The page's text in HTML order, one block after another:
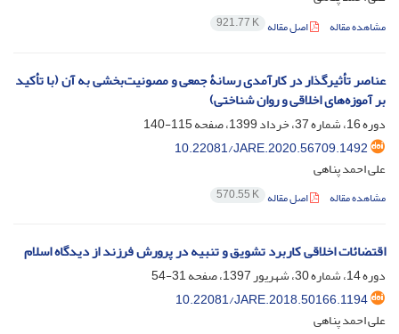
مشاهده مقاله اصل مقاله 921.77 K
عناصر تأثیرگذار در کارآمدی رسانۀ جمعی و مصونیت‌بخشی به آن (با تأکید
بر آموزه‌های اخلاقی و روان شناختی)
دوره 16، شماره 37، خرداد 1399، صفحه
115-140
10.22081/JARE.2020.56709.1492
علی احمد پناهی
مشاهده مقاله اصل مقاله 570.55 K
اقتضائات اخلاقی کاربرد تشویق و تنبیه در پرورش فرزند از دیدگاه اسلام
دوره 14، شماره 30، شهریور 1397، صفحه
31-54
10.22081/JARE.2018.50166.1194
علی احمد پناهی